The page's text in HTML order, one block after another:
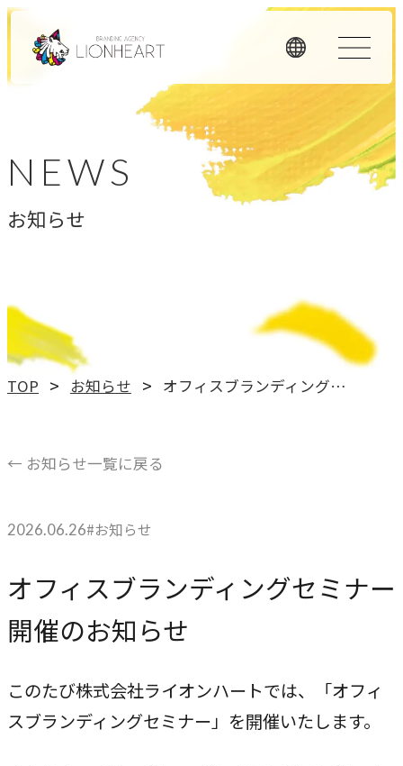
私たちの独自性
私たちは独自のメソッドと理念経営、そして顧客体験を重
視したアプローチで、お客様のビジネスに価値を提供しま
理念経営
事業領域
ブランディングからマーケティング、組織支援、実行までを
一貫して支援します。
ブランド構築支援
→
NEWS
お知らせ
TOP お知らせ オフィスブランディングセミナー開催のお知らせ
← お知らせ一覧に戻る
2026.06.26#お知らせ
オフィスブランディングセミナー
開催のお知らせ
このたび株式会社ライオンハートでは、「オフィ
スブランディングセミナー」を開催いたします。